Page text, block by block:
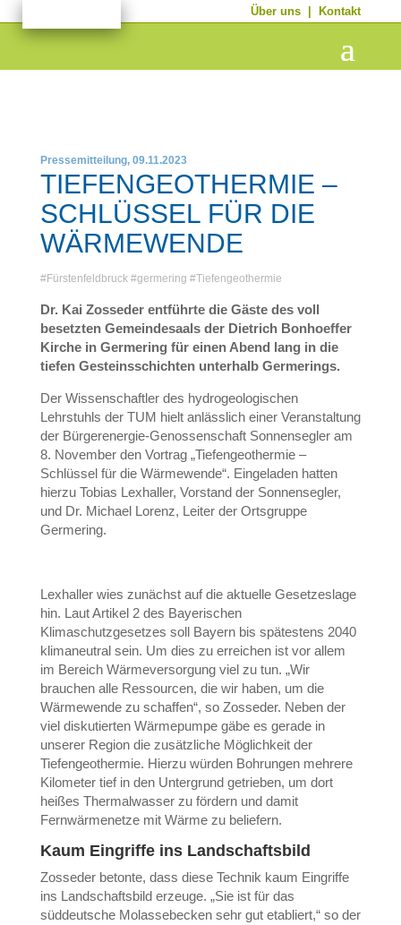
Über uns Kontakt
Pressemitteilung, 09.11.2023
TIEFENGEOTHERMIE –
SCHLÜSSEL FÜR DIE
WÄRMEWENDE
#Fürstenfeldbruck#germering #Tiefengeothermie
Dr. Kai Zosseder entführte die Gäste des voll
besetzten Gemeindesaals der Dietrich Bonhoeffer
Kirche in Germering für einen Abend lang in die
tiefen Gesteinsschichten unterhalb Germerings.
Der Wissenschaftler des hydrogeologischen
Lehrstuhls der TUM hielt anlässlich einer Veranstaltung
der Bürgerenergie-Genossenschaft Sonnensegler am
8. November den Vortrag „Tiefengeothermie –
Schlüssel für die Wärmewende“. Eingeladen hatten
hierzu Tobias Lexhaller, Vorstand der Sonnensegler,
und Dr. Michael Lorenz, Leiter der Ortsgruppe
Germering.
Lexhaller wies zunächst auf die aktuelle Gesetzeslage
hin. Laut Artikel 2 des Bayerischen
Klimaschutzgesetzes soll Bayern bis spätestens 2040
klimaneutral sein. Um dies zu erreichen ist vor allem
im Bereich Wärmeversorgung viel zu tun. „Wir
brauchen alle Ressourcen, die wir haben, um die
Wärmewende zu schaffen“, so Zosseder. Neben der
viel diskutierten Wärmepumpe gäbe es gerade in
unserer Region die zusätzliche Möglichkeit der
Tiefengeothermie. Hierzu würden Bohrungen mehrere
Kilometer tief in den Untergrund getrieben, um dort
heißes Thermalwasser zu fördern und damit
Fernwärmenetze mit Wärme zu beliefern.
Kaum Eingriffe ins Landschaftsbild
Zosseder betonte, dass diese Technik kaum Eingriffe
ins Landschaftsbild erzeuge. „Sie ist für das
süddeutsche Molassebecken sehr gut etabliert,“ so der